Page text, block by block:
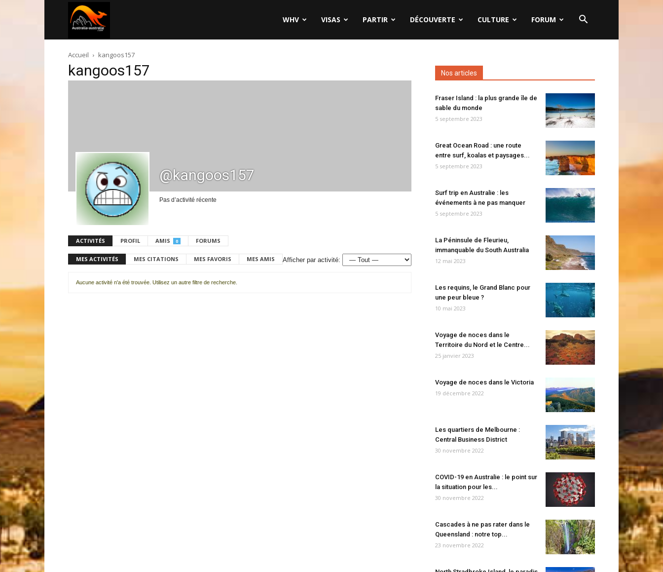
australie.com
WHV VISAS PARTIR DÉCOUVERTE CULTURE FORUM
Accueil kangoos157
kangoos157
@kangoos157
Pas d’activité récente
ACTIVITÉS PROFIL AMIS 0 FORUMS
MES ACTIVITÉS MES CITATIONS MES FAVORIS MES AMIS Afficher par activité:
Aucune activité n'a été trouvée. Utilisez un autre filtre de recherche.
Nos articles
Fraser Island : la plus grande île de
sable du monde
5 septembre 2023
Great Ocean Road : une route
entre surf, koalas et paysages...
5 septembre 2023
Surf trip en Australie : les
événements à ne pas manquer
5 septembre 2023
La Péninsule de Fleurieu,
immanquable du South Australia
12 mai 2023
Les requins, le Grand Blanc pour
une peur bleue ?
10 mai 2023
Voyage de noces dans le
Territoire du Nord et le Centre...
25 janvier 2023
Voyage de noces dans le Victoria
19 décembre 2022
Les quartiers de Melbourne :
Central Business District
30 novembre 2022
COVID-19 en Australie : le point sur
la situation pour les...
30 novembre 2022
Cascades à ne pas rater dans le
Queensland : notre top...
23 novembre 2022